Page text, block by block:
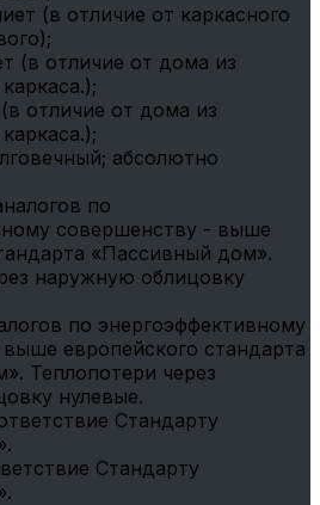
(в отличие от каркасного
отличие от дома из
абсолютно
по энергоэффективному
европейского стандарта
Теплопотери через
нулевые.
Стандарту